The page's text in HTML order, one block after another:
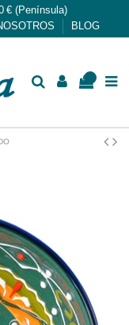
€ (Península)
BLOG